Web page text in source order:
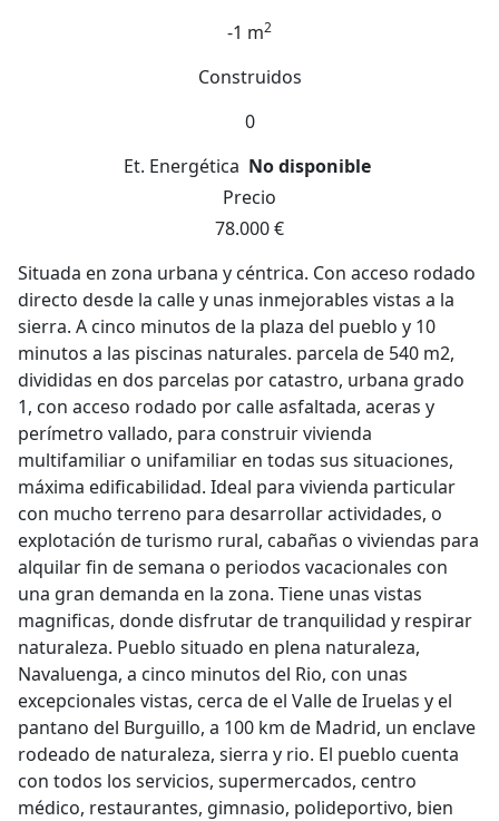
-1 m2
Construidos
0
Et. Energética No disponible
Precio
78.000 €
Situada en zona urbana y céntrica. Con acceso rodado
directo desde la calle y unas inmejorables vistas a la
sierra. A cinco minutos de la plaza del pueblo y 10
minutos a las piscinas naturales. parcela de 540 m2,
divididas en dos parcelas por catastro, urbana grado
1, con acceso rodado por calle asfaltada, aceras y
perímetro vallado, para construir vivienda
multifamiliar o unifamiliar en todas sus situaciones,
máxima edificabilidad. Ideal para vivienda particular
con mucho terreno para desarrollar actividades, o
explotación de turismo rural, cabañas o viviendas para
alquilar fin de semana o periodos vacacionales con
una gran demanda en la zona. Tiene unas vistas
magnificas, donde disfrutar de tranquilidad y respirar
naturaleza. Pueblo situado en plena naturaleza,
Navaluenga, a cinco minutos del Rio, con unas
excepcionales vistas, cerca de el Valle de Iruelas y el
pantano del Burguillo, a 100 km de Madrid, un enclave
rodeado de naturaleza, sierra y rio. El pueblo cuenta
con todos los servicios, supermercados, centro
médico, restaurantes, gimnasio, polideportivo, bien